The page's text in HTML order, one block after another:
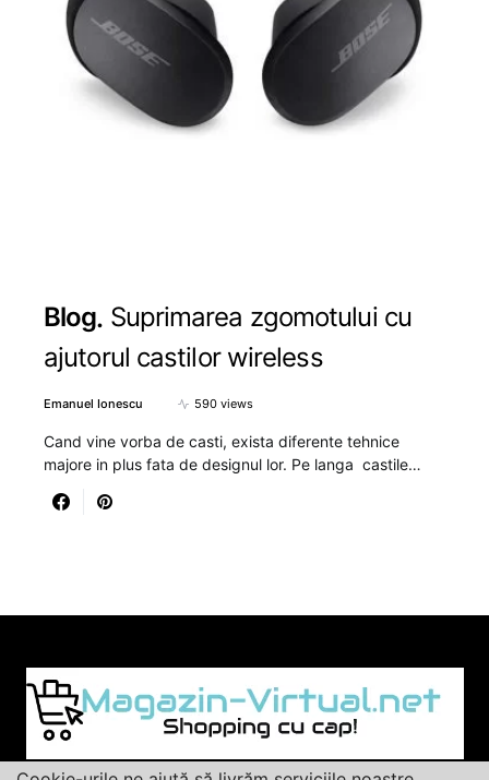
Blog Suprimarea zgomotului cu
ajutorul castilor wireless
Emanuel Ionescu 590 views
Cand vine vorba de casti, exista diferente tehnice
majore in plus fata de designul lor. Pe langa castile…